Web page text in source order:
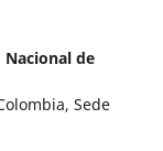
de
Sede